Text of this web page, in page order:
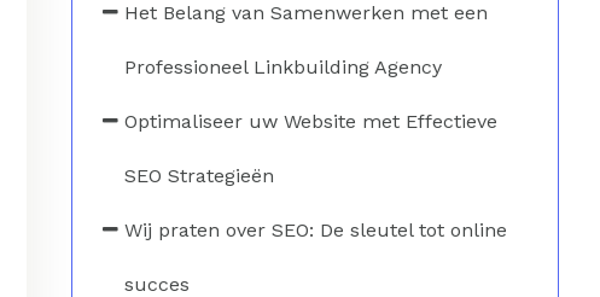
Het Belang van Samenwerken met een
Professioneel Linkbuilding Agency
Optimaliseer uw Website met Effectieve
SEO Strategieën
Wij praten over SEO: De sleutel tot online
succes